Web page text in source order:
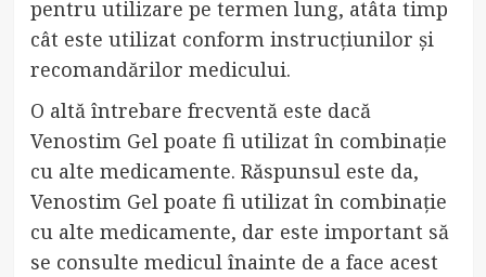
pentru utilizare pe termen lung, atâta timp
cât este utilizat conform instrucțiunilor și
recomandărilor medicului.
O altă întrebare frecventă este dacă
Venostim Gel poate fi utilizat în combinație
cu alte medicamente. Răspunsul este da,
Venostim Gel poate fi utilizat în combinație
cu alte medicamente, dar este important să
se consulte medicul înainte de a face acest